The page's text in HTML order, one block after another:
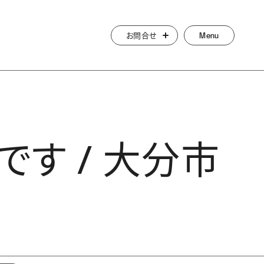
お問合せ Menu
す / 大分市